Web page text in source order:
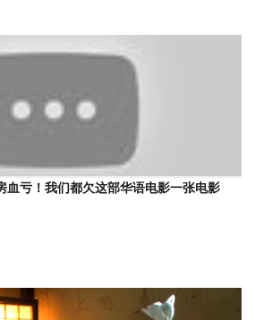
血亏！我们都欠这部华语电影一张电影